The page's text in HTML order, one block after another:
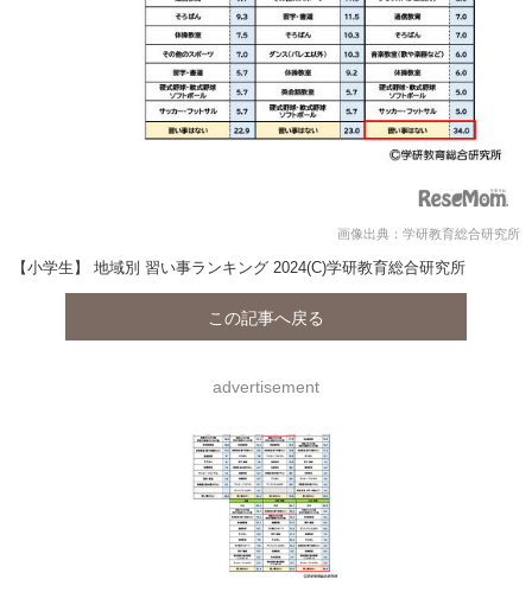
画像出典：学研教育総合研究所
【小学生】 地域別 習い事ランキング 2024(C)学研教育総合研究所
この記事へ戻る
advertisement